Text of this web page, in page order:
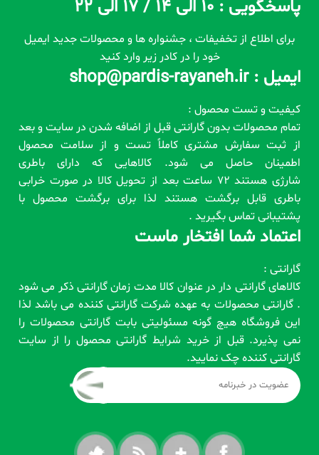
پاسخگویی : 10 الی 14 / 17 الی 22
برای اطلاع از تخفیفات ، جشنواره ها و محصولات جدید ایمیل
خود را در کادر زیر وارد کنید
ایمیل : shop@pardis-rayaneh.ir
کیفیت و تست محصول :
تمام محصولات بدون گارانتی قبل از اضافه شدن در سایت و بعد
از ثبت سفارش مشتری کاملاً تست و از سلامت محصول
اطمینان حاصل می شود. کالاهایی که دارای باطری
شارژی هستند 72 ساعت بعد از تحویل کالا در صورت خرابی
باطری قابل برگشت هستند لذا برای برگشت محصول با
پشتیبانی تماس بگیرید .
اعتماد شما افتخار ماست
گارانتی :
کالاهای گارانتی دار در عنوان کالا مدت زمان گارانتی ذکر می شود
. گارانتی محصولات به عهده شرکت گارانتی کننده می باشد لذا
این فروشگاه هیچ گونه مسئولیتی بابت گارانتی محصولات را
نمی پذیرد. قبل از خرید شرایط گارانتی محصول را از سایت
گارانتی کننده چک نمایید.